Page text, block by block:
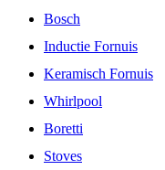
Bosch
Inductie Fornuis
Keramisch Fornuis
Whirlpool
Boretti
Stoves